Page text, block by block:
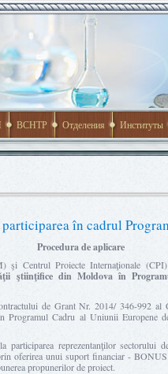
ВСНТР Отделения Институты
în cadrul
Procedura de aplicare
Centrul Proiecte Internaţionale (CPI)
ştiinţifice din Moldova în
de Grant Nr. 2014/ 346-992 al
Programul Cadru al Uniunii Europene
participarea reprezentanţilor sectorului
oferirea unui suport financiar -
propunerilor de proiect.